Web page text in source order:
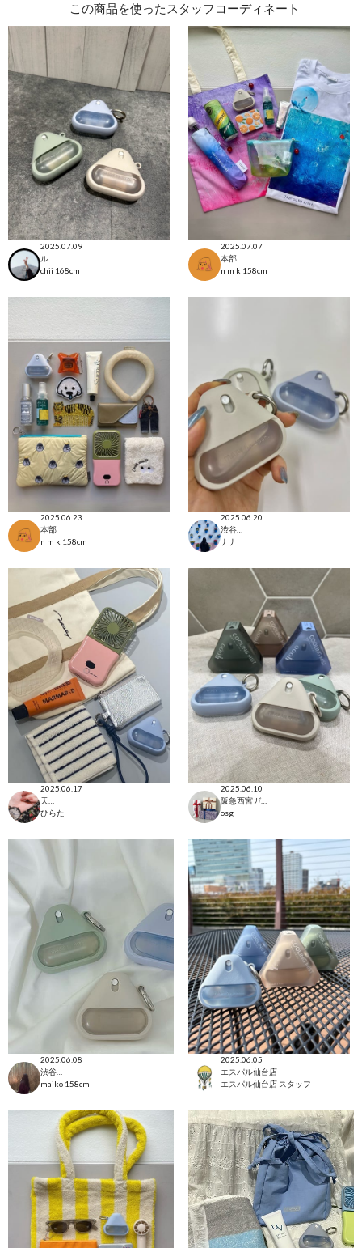
この商品を使ったスタッフコーディネート
2025.07.09
chii 168cm
2025.07.07
本部
n m k 158cm
2025.06.23
本部
n m k 158cm
2025.06.20
渋谷ヒカリエ店
ナナ
2025.06.17
ひらた
2025.06.10
阪急西宮ガーデンズ店
osg
2025.06.08
maiko 158cm
2025.06.05
エスパル仙台店
エスパル仙台店 スタッフ